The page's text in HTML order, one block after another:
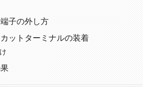
子の外し方
ットターミナルの装着